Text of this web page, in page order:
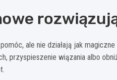
ale nie działają jak
przyspieszenie wiązania albo